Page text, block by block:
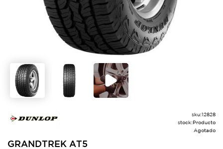
sku:12828
stock:Producto
Agotado
GRANDTREK AT5